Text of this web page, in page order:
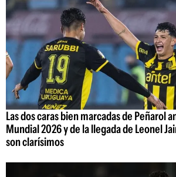
Las dos caras bien marcadas de Peñarol
Mundial 2026 y de la llegada de Leonel
son clarísimos